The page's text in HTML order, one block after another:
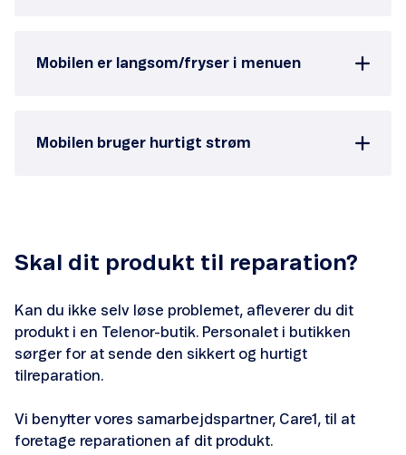
Udlandspriser i udlandet
Spærring
Ekstra Data SIM
Surfkontrol udland
Mobilen er langsom/fryser i menuen
Mobilen bruger hurtigt strøm
Skal dit produkt til reparation?
Kan du ikke selv løse problemet, afleverer du dit
produkt i en Telenor-butik. Personalet i butikken
sørger for at sende den sikkert og hurtigt
tilreparation.
Vi benytter vores samarbejdspartner, Care1, til at
foretage reparationen af dit produkt.